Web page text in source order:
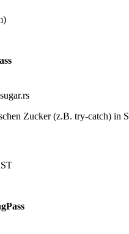
Zucker (z.B. try-catch) in